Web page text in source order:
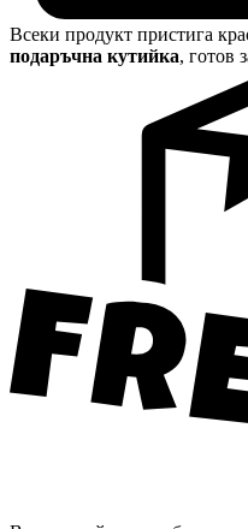
Всеки продукт пристига
подаръчна кутийка, готов